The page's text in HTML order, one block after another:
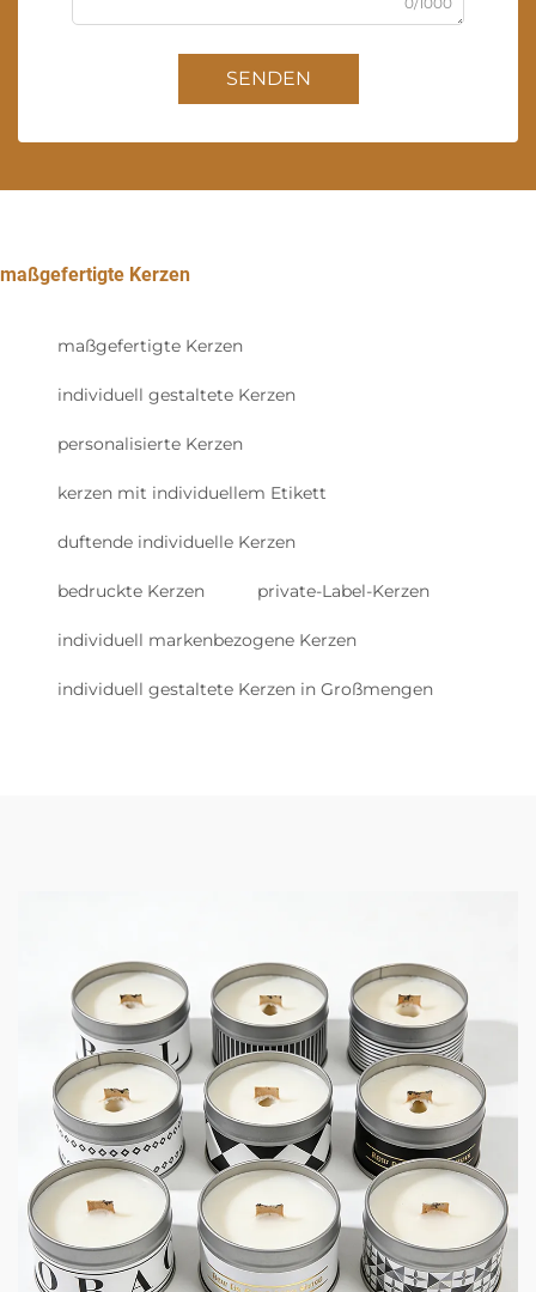
SENDEN
maßgefertigte Kerzen
maßgefertigte Kerzen
individuell gestaltete Kerzen
personalisierte Kerzen
kerzen mit individuellem Etikett
duftende individuelle Kerzen
bedruckte Kerzen private-Label-Kerzen
individuell markenbezogene Kerzen
individuell gestaltete Kerzen in Großmengen